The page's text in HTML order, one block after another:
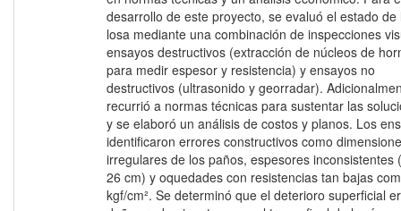
desarrollo de este proyecto, se evaluó el estado de
losa mediante una combinación de inspecciones
ensayos destructivos (extracción de núcleos de
para medir espesor y resistencia) y ensayos no
destructivos (ultrasonido y georradar).
recurrió a normas técnicas para sustentar las
y se elaboró un análisis de costos y planos. Los
identificaron errores constructivos como
irregulares de los paños, espesores inconsistentes
26 cm) y oquedades con resistencias tan bajas
kgf/cm². Se determinó que el deterioro superficial